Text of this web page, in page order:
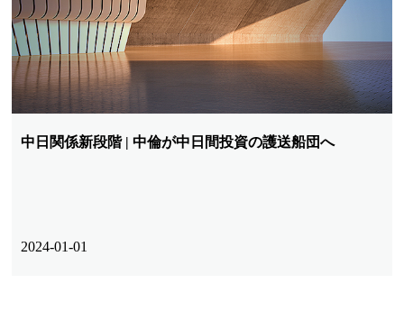
中日関係新段階 | 中倫が中日間投資の護送船団へ
2024-01-01